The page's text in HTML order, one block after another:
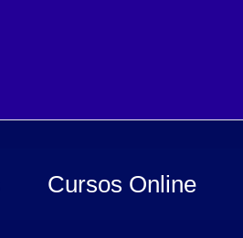
Cursos Online